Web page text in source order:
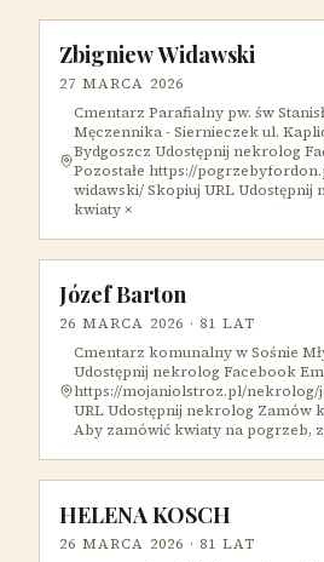
Zbigniew Widawski
27 MARCA 2026
Cmentarz Parafialny pw. św
Męczennika - Siernieczek ul.
Bydgoszcz Udostępnij nekrolog
Pozostałe https://
widawski/ Skopiuj URL
kwiaty ×
Józef Barton
26 MARCA 2026 · 81 LAT
Cmentarz komunalny w Sośnie
Udostępnij nekrolog Facebook
https://mojaniolstroz.pl/nekrolog/
URL Udostępnij nekrolog Zamów
Aby zamówić kwiaty na pogrzeb,
HELENA KOSCH
26 MARCA 2026 · 81 LAT